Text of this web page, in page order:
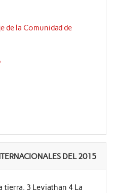
de la Comunidad de
DEL 2015
tierra. 3 Leviathan 4 La